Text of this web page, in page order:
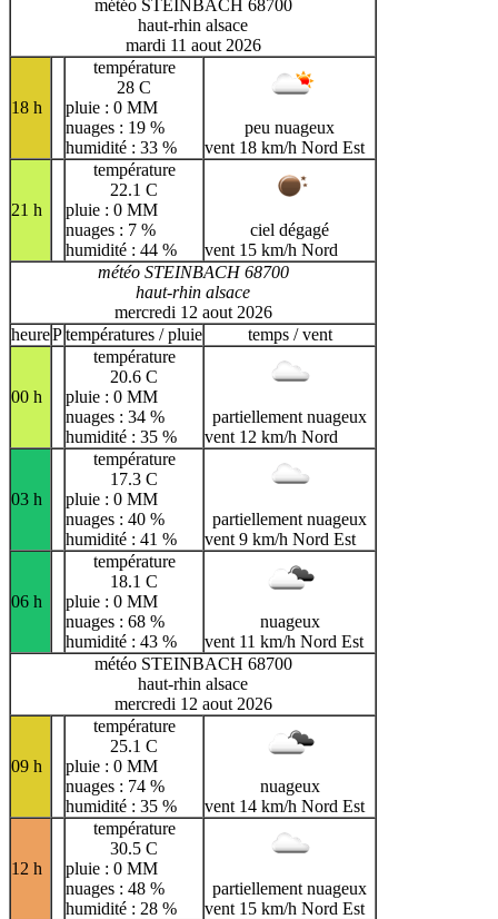
météo STEINBACH 68700
haut-rhin alsace
mardi 11 aout 2026
18 h
température
28 C
pluie : 0 MM
nuages : 19 %
humidité : 33 %
peu nuageux
vent 18 km/h Nord Est
21 h
température
22.1 C
pluie : 0 MM
nuages : 7 %
humidité : 44 %
ciel dégagé
vent 15 km/h Nord
météo STEINBACH 68700
haut-rhin alsace
mercredi 12 aout 2026
heurePtempératures / pluie temps / vent
00 h
température
20.6 C
pluie : 0 MM
nuages : 34 %
humidité : 35 %
partiellement nuageux
vent 12 km/h Nord
03 h
température
17.3 C
pluie : 0 MM
nuages : 40 %
humidité : 41 %
partiellement nuageux
vent 9 km/h Nord Est
06 h
température
18.1 C
pluie : 0 MM
nuages : 68 %
humidité : 43 %
nuageux
vent 11 km/h Nord Est
météo STEINBACH 68700
haut-rhin alsace
mercredi 12 aout 2026
09 h
température
25.1 C
pluie : 0 MM
nuages : 74 %
humidité : 35 %
nuageux
vent 14 km/h Nord Est
12 h
température
30.5 C
pluie : 0 MM
nuages : 48 %
humidité : 28 %
partiellement nuageux
vent 15 km/h Nord Est